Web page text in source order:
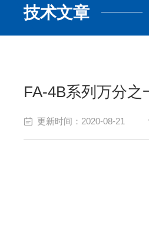
技术文章
FA-4B系列万分之
更新时间：2020-08-21